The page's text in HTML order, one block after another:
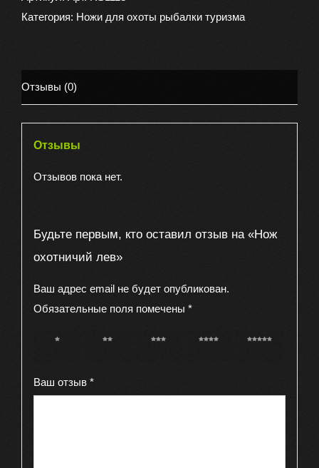
лев
Категория: Ножи для охоты рыбалки туризма
Отзывы (0)
Отзывы
Отзывов пока нет.
Будьте первым, кто оставил отзыв на «Нож
охотничий лев»
Ваш адрес email не будет опубликован.
Обязательные поля помечены *
1 из 5
2 из 5
3 из 5
4 из 5
5 из 5
Ваш отзыв *